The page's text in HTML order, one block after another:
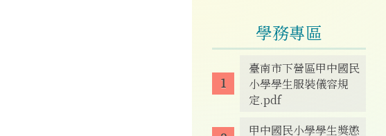
學務專區
臺南市下營區甲中國民
小學學生服裝儀容規
定.pdf
甲中國民小學學生獎懲